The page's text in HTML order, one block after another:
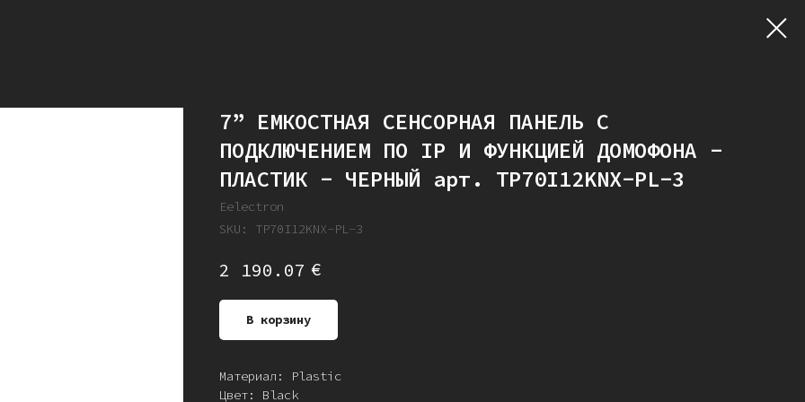
7” ЕМКОСТНАЯ СЕНСОРНАЯ ПАНЕЛЬ С
ПОДКЛЮЧЕНИЕМ ПО IP И ФУНКЦИЕЙ ДОМОФОНА -
ПЛАСТИК - ЧЕРНЫЙ арт. TP70I12KNX-PL-3
Eelectron
SKU: TP70I12KNX-PL-3
2 190.07 €
В корзину
Материал: Plastic
Цвет: Black